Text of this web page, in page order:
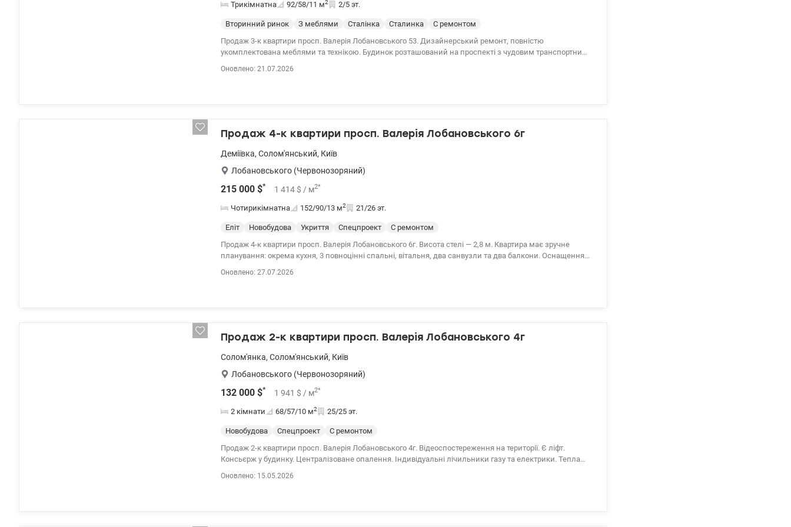
Трикімнатна 92/58/11 м2 2/5 эт.
Вторинний ринок З меблями Сталінка Сталинка
С ремонтом
Продаж 3-к квартири просп. Валерія Лобановського 53. Дизайнерський ремонт, повністю
укомплектована меблями та технікою. Будинок розташований на проспекті з чудовим транспортним
Оновлено: 21.07.2026
Продаж 4-к квартири просп. Валерія Лобановського 6г
Деміївка, Солом'янський, Київ
Лобановського (Червонозоряний)
215 000 $* 1 414 $ / м2*
Чотирикімнатна 152/90/13 м2 21/26 эт.
Еліт Новобудова Укриття Спецпроект
С ремонтом
Продаж 4-к квартири просп. Валерія Лобановського 6г. Висота стелі — 2,8 м. Квартира має зручне
планування: окрема кухня, 3 повноцінні спальні, вітальня, два санвузли та два балкони. Оснащення
Оновлено: 27.07.2026
Продаж 2-к квартири просп. Валерія Лобановського 4г
Солом'янка, Солом'янський, Київ
Лобановського (Червонозоряний)
132 000 $* 1 941 $ / м2*
2 кімнати 68/57/10 м2 25/25 эт.
Новобудова Спецпроект
С ремонтом
Продаж 2-к квартири просп. Валерія Лобановського 4г. Відеоспостереження на території. Є ліфт.
Консьєрж у будинку. Централізоване опалення. Індивідуальні лічильники газу та електрики. Тепла
Оновлено: 15.05.2026